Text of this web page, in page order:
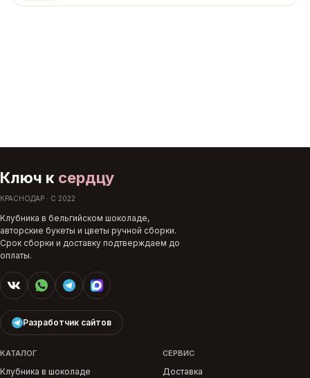
Ключ к сердцу
КРАСНОДАР · С 2022
Клубника в бельгийском шоколаде,
авторские букеты и цветы ручной сборки.
Срок сборки и доставку подтверждаем до
оплаты.
Разработчик сайтов
КАТАЛОГ
Клубника в шоколаде
СЕРВИС
Доставка